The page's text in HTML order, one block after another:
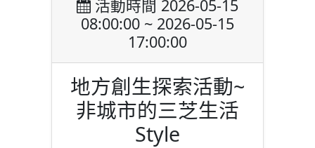
活動時間 2026-05-15
08:00:00 ~ 2026-05-15
17:00:00
地方創生探索活動~
非城市的三芝生活
Style